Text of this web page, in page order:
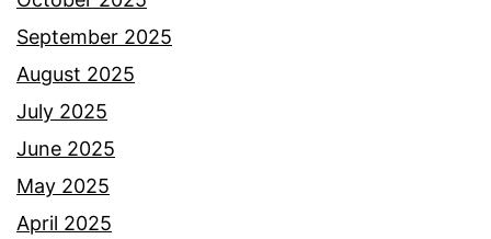
September 2025
August 2025
July 2025
June 2025
May 2025
April 2025